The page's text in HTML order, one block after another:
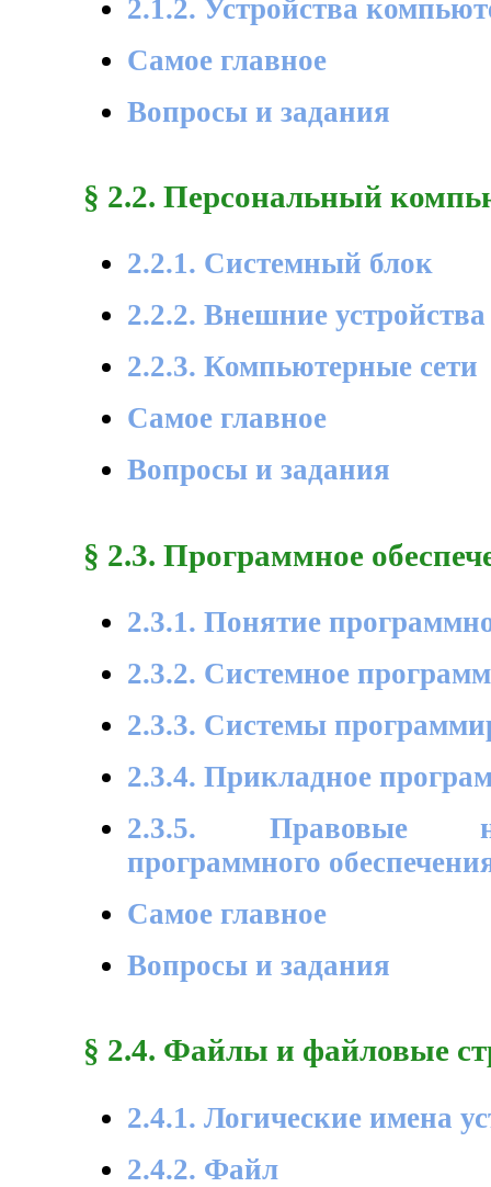
2.1.2. Устройства
Самое главное
Вопросы и задания
§ 2.2. Персональный
2.2.1. Системный блок
2.2.2. Внешние устройства
2.2.3. Компьютерные сети
Самое главное
Вопросы и задания
§ 2.3. Программное
2.3.1. Понятие
2.3.2. Системное
2.3.3. Системы
2.3.4. Прикладное
2.3.5. Правовые
программного
Самое главное
Вопросы и задания
§ 2.4. Файлы и файловые
2.4.1. Логические имена
2.4.2. Файл